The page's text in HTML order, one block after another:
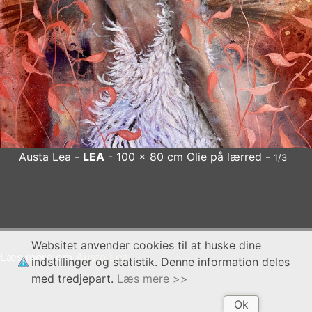
Austa Lea - LEA- 100 x 80 cm Olie på lærred - 1/3
Læs mere omAusta Lea
Ok
Websitet anvender cookies til at huske dine
indstillinger og statistik. Denne information deles
med tredjepart. Læs mere >>